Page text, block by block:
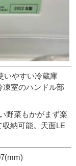
いやすい冷蔵庫
凍室のハンドル部
野菜もかがまず楽
納可能。天面LE